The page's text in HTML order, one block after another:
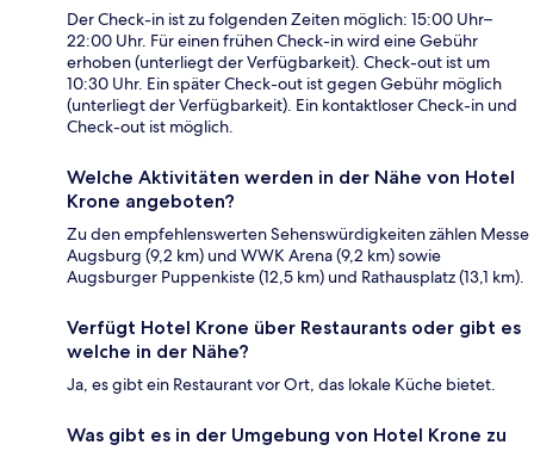
Der Check-in ist zu folgenden Zeiten möglich: 15:00 Uhr–
22:00 Uhr. Für einen frühen Check-in wird eine Gebühr
erhoben (unterliegt der Verfügbarkeit). Check-out ist um
10:30 Uhr. Ein später Check-out ist gegen Gebühr möglich
(unterliegt der Verfügbarkeit). Ein kontaktloser Check-in und
Check-out ist möglich.
Welche Aktivitäten werden in der Nähe von Hotel
Krone angeboten?
Zu den empfehlenswerten Sehenswürdigkeiten zählen Messe
Augsburg (9,2 km) und WWK Arena (9,2 km) sowie
Augsburger Puppenkiste (12,5 km) und Rathausplatz (13,1 km).
Verfügt Hotel Krone über Restaurants oder gibt es
welche in der Nähe?
Ja, es gibt ein Restaurant vor Ort, das lokale Küche bietet.
Was gibt es in der Umgebung von Hotel Krone zu